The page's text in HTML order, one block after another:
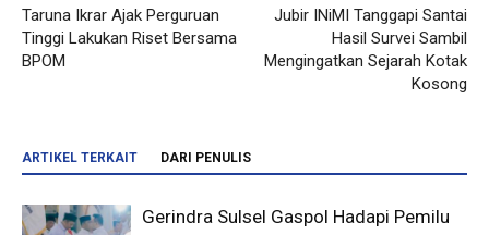
Taruna Ikrar Ajak Perguruan
Tinggi Lakukan Riset Bersama
BPOM
Jubir INiMI Tanggapi Santai
Hasil Survei Sambil
Mengingatkan Sejarah Kotak
Kosong
ARTIKEL TERKAIT DARI PENULIS
Gerindra Sulsel Gaspol Hadapi Pemilu